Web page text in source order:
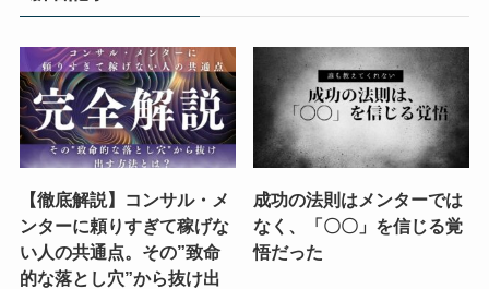
【徹底解説】コンサル・メ
ンターに頼りすぎて稼げな
い人の共通点。その”致命
的な落とし穴”から抜け出
成功の法則はメンターでは
なく、「〇〇」を信じる覚
悟だった